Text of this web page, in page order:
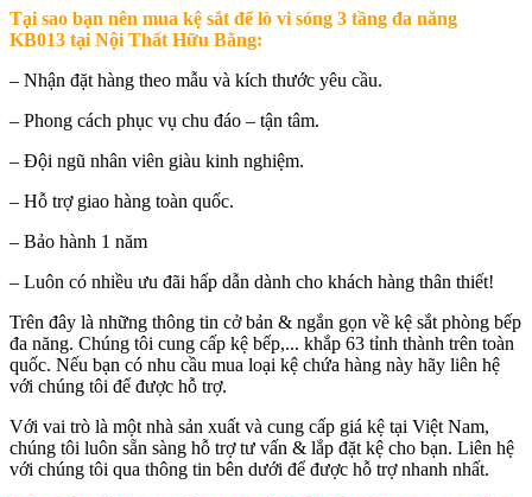
Tại sao bạn nên mua kệ sắt để lò vi sóng 3 tầng đa năng
KB013 tại Nội Thất Hữu Bằng:
– Nhận đặt hàng theo mẫu và kích thước yêu cầu.
– Phong cách phục vụ chu đáo – tận tâm.
– Đội ngũ nhân viên giàu kinh nghiệm.
– Hỗ trợ giao hàng toàn quốc.
– Bảo hành 1 năm
– Luôn có nhiều ưu đãi hấp dẫn dành cho khách hàng thân thiết!
Trên đây là những thông tin cở bản & ngắn gọn về kệ sắt phòng bếp
đa năng. Chúng tôi cung cấp kệ bếp,... khắp 63 tỉnh thành trên toàn
quốc. Nếu bạn có nhu cầu mua loại kệ chứa hàng này hãy liên hệ
với chúng tôi để được hỗ trợ.
Với vai trò là một nhà sản xuất và cung cấp giá kệ tại Việt Nam,
chúng tôi luôn sẵn sàng hỗ trợ tư vấn & lắp đặt kệ cho bạn. Liên hệ
với chúng tôi qua thông tin bên dưới để được hỗ trợ nhanh nhất.